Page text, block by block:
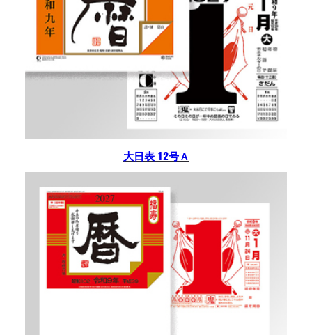
大日表 12号Ａ